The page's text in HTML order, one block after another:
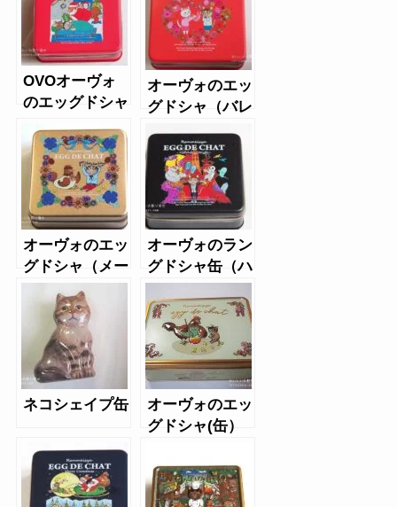
OVOオーヴォ
のエッグドシャ
缶）
オーヴォのエッ
グドシャ（バレ
オーヴォのエッ
グドシャ（メー
プル缶）
オーヴォのラン
グドシャ缶（ハ
ロウィン限定
缶）
ネコシェイプ缶
オーヴォのエッ
グドシャ(缶）